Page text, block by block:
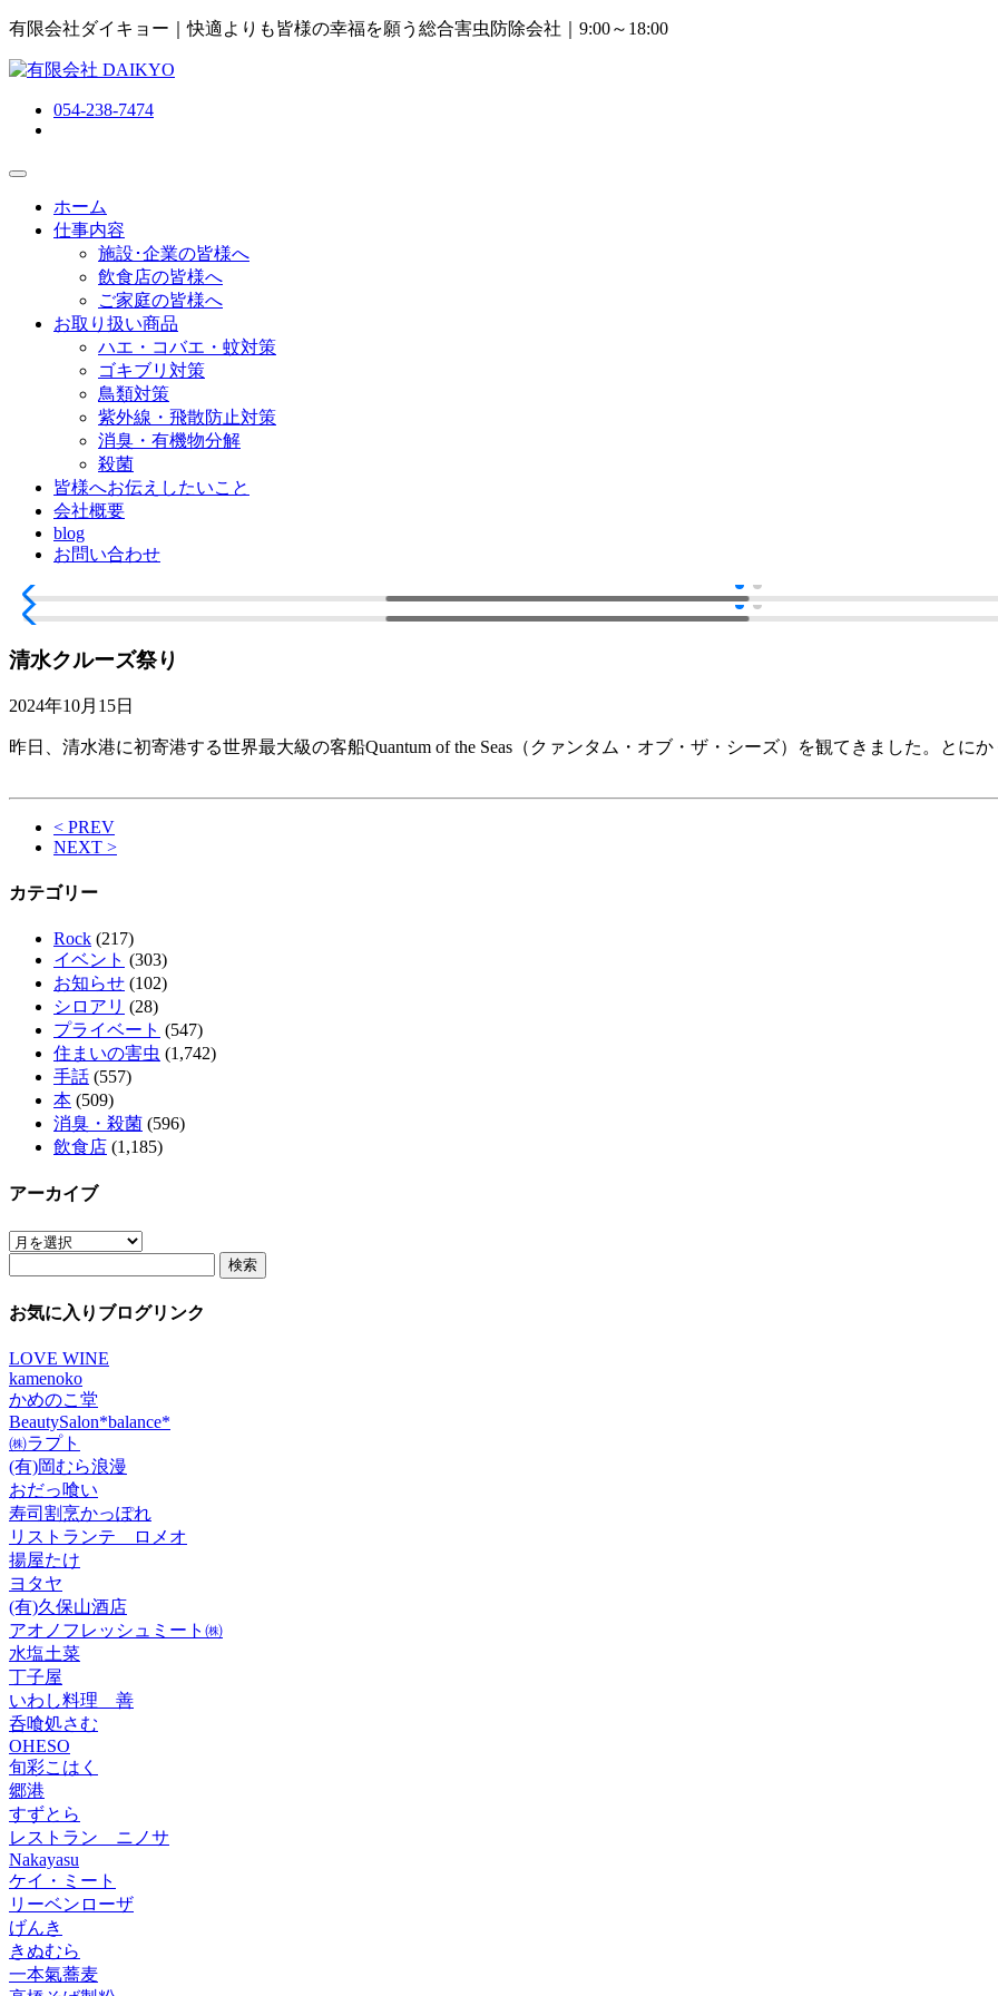
有限会社ダイキョー｜快適よりも皆様の幸福を願う総合害虫防除会社 ｜9:00～18:00
054-238-7474
ホーム
仕事内容
施設･企業の皆様へ
飲食店の皆様へ
ご家庭の皆様へ
お取り扱い商品
ハエ・コバエ・蚊対策
ゴキブリ対策
鳥類対策
紫外線・飛散防止対策
消臭・有機物分解
殺菌
皆様へお伝えしたいこと
会社概要
blog
お問い合わせ
清水クルーズ祭り
2024年10月15日
昨日、清水港に初寄港する世界最大級の客船Quantum of the Seas（クァンタム・オブ・ザ・シーズ）を観てきました。とにか
< PREV
NEXT >
カテゴリー
Rock (217)
イベント (303)
お知らせ (102)
シロアリ (28)
プライベート (547)
住まいの害虫 (1,742)
手話 (557)
本 (509)
消臭・殺菌 (596)
飲食店 (1,185)
アーカイブ
ア
イ
お気に入りブログリンク
LOVE WINE
kamenoko
かめのこ堂
BeautySalon*balance*
㈱ラプト
(有)岡むら浪漫
おだっ喰い
寿司割烹かっぽれ
リストランテ ロメオ
揚屋たけ
ヨタヤ
(有)久保山酒店
アオノフレッシュミート㈱
水塩土菜
丁子屋
いわし料理 善
呑喰処さむ
OHESO
旬彩こはく
郷港
すずとら
レストラン ニノサ
Nakayasu
ケイ・ミート
リーベンローザ
げんき
きぬむら
一本氣蕎麦